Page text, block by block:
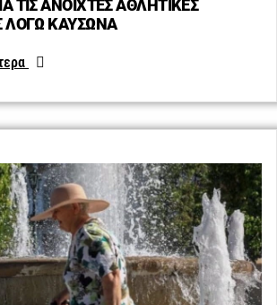
ΤΙΣ ΑΝΟΙΧΤΕΣ ΑΘΛΗΤΙΚΕΣ
ΛΟΓΩ ΚΑΥΣΩΝΑ